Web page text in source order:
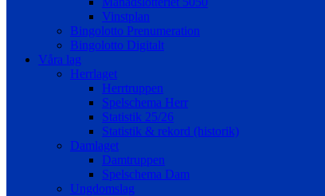
Vinstplan
Bingolotto Prenumeration
Bingolotto Digitalt
Våra lag
Herrlaget
Herrtruppen
Spelschema Herr
Statistik 25/26
Statistik & rekord (historik)
Damlaget
Damtruppen
Spelschema Dam
Ungdomslag